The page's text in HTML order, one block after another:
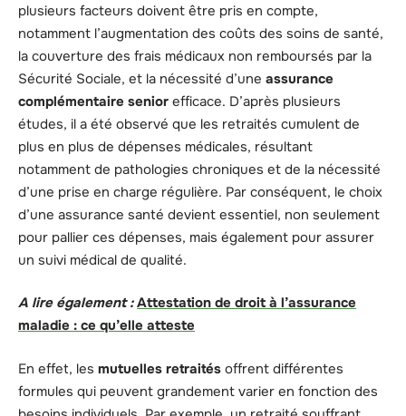
plusieurs facteurs doivent être pris en compte,
notamment l’augmentation des coûts des soins de santé,
la couverture des frais médicaux non remboursés par la
Sécurité Sociale, et la nécessité d’une assurance
complémentaire senior efficace. D’après plusieurs
études, il a été observé que les retraités cumulent de
plus en plus de dépenses médicales, résultant
notamment de pathologies chroniques et de la nécessité
d’une prise en charge régulière. Par conséquent, le choix
d’une assurance santé devient essentiel, non seulement
pour pallier ces dépenses, mais également pour assurer
un suivi médical de qualité.
A lire également : Attestation de droit à l’assurance
maladie : ce qu’elle atteste
En effet, les mutuelles retraités offrent différentes
formules qui peuvent grandement varier en fonction des